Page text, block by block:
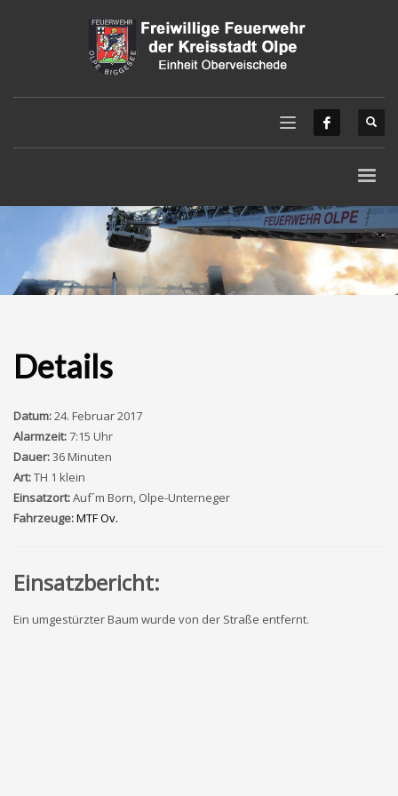
Details
Datum:24. Februar 2017
Alarmzeit:7:15 Uhr
Dauer:36 Minuten
Art:TH 1 klein
Einsatzort:Auf´m Born, Olpe-Unterneger
Fahrzeuge:MTF Ov.
Einsatzbericht:
Ein umgestürzter Baum wurde von der Straße entfernt.